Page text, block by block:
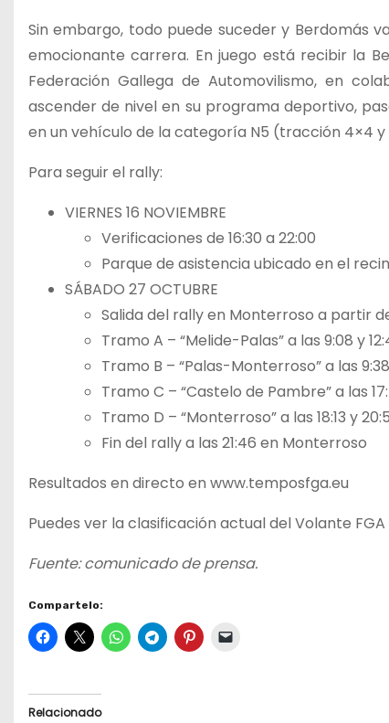
Sin embargo, todo puede suceder y Berdomás
emocionante carrera. En juego está recibir la
Federación Gallega de Automovilismo, en
ascender de nivel en su programa deportivo,
en un vehículo de la categoría N5 (tracción 4×4 y
Para seguir el rally:
VIERNES 16 NOVIEMBRE
Verificaciones de 16:30 a 22:00
Parque de asistencia ubicado en el
SÁBADO 27 OCTUBRE
Salida del rally en Monterroso a partir
Tramo A – “Melide-Palas” a las 9:08 y
Tramo B – “Palas-Monterroso” a las 9:38
Tramo C – “Castelo de Pambre” a las
Tramo D – “Monterroso” a las 18:13 y
Fin del rally a las 21:46 en Monterroso
Resultados en directo en www.temposfga.eu
Puedes ver la clasificación actual del Volante
Fuente: comunicado de prensa.
Compartelo:
Relacionado